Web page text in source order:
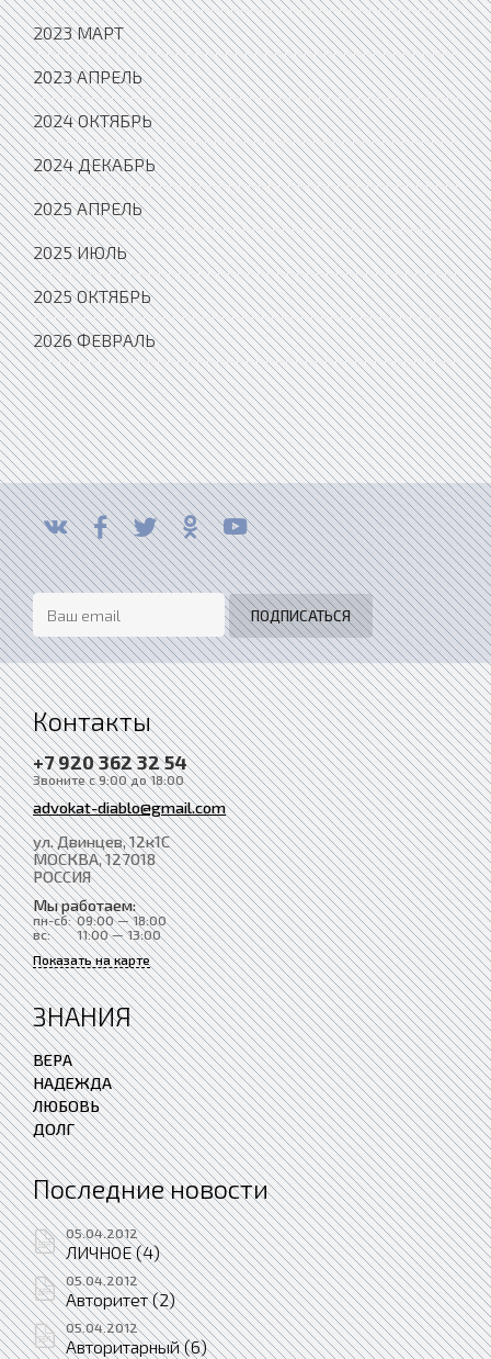
2023 МАРТ
2023 АПРЕЛЬ
2024 ОКТЯБРЬ
2024 ДЕКАБРЬ
2025 АПРЕЛЬ
2025 ИЮЛЬ
2025 ОКТЯБРЬ
2026 ФЕВРАЛЬ
Контакты
+7 920 362 32 54
Звоните с 9:00 до 18:00
advokat-diablo@gmail.com
ул. Двинцев, 12к1С
МОСКВА, 127018
РОССИЯ
Мы работаем:
пн-сб: 09:00 — 18:00
вс:
11:00 — 13:00
Показать на карте
ЗНАНИЯ
ВЕРА
НАДЕЖДА
ЛЮБОВЬ
ДОЛГ
Последние новости
05.04.2012
ЛИЧНОЕ (4)
05.04.2012
Авторитет (2)
05.04.2012
Авторитарный (6)